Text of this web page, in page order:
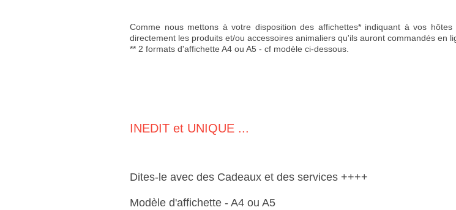
Comme nous mettons à votre disposition des affichettes* indiquant à vos
directement les produits et/ou accessoires animaliers qu'ils auront commandés en
** 2 formats d'affichette A4 ou A5 - cf modèle ci-dessous.
INEDIT et UNIQUE ...
Dites-le avec des Cadeaux et des services ++++
Modèle d'affichette - A4 ou A5